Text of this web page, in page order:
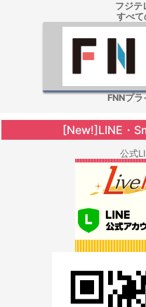
フジテ
すべて
FNNプ
[New!]LINE・
公式